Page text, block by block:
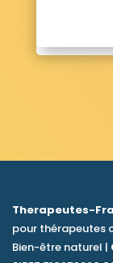
Therapeutes-
pour thérapeutes
Bien-être naturel |